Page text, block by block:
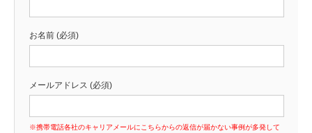
お名前 (必須)
メールアドレス (必須)
※携帯電話各社のキャリアメールにこちらからの返信が届かない事例が多発して